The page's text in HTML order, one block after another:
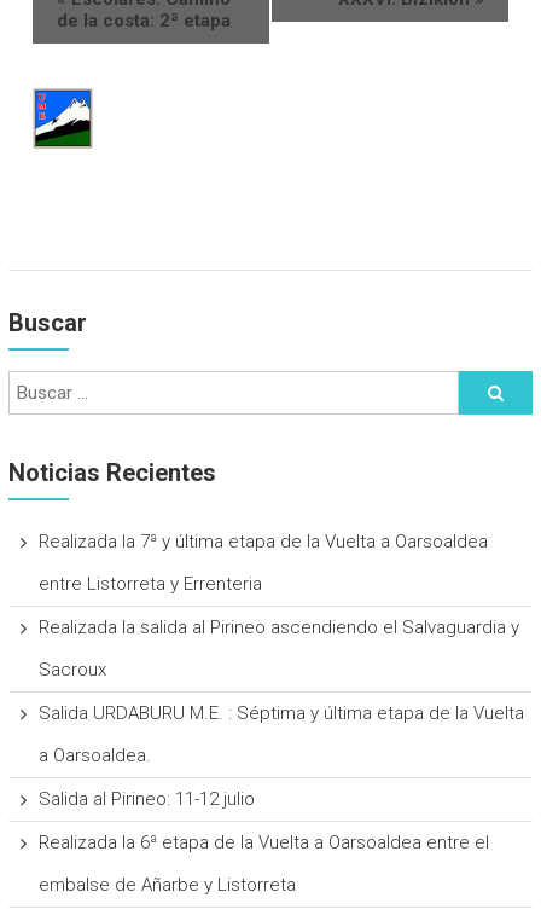
de la costa: 2ª etapa
Buscar
Noticias Recientes
Realizada la 7ª y última etapa de la Vuelta a Oarsoaldea
entre Listorreta y Errenteria
Realizada la salida al Pirineo ascendiendo el Salvaguardia y
Sacroux
Salida URDABURU M.E. : Séptima y última etapa de la Vuelta
a Oarsoaldea.
Salida al Pirineo: 11-12 julio
Realizada la 6ª etapa de la Vuelta a Oarsoaldea entre el
embalse de Añarbe y Listorreta